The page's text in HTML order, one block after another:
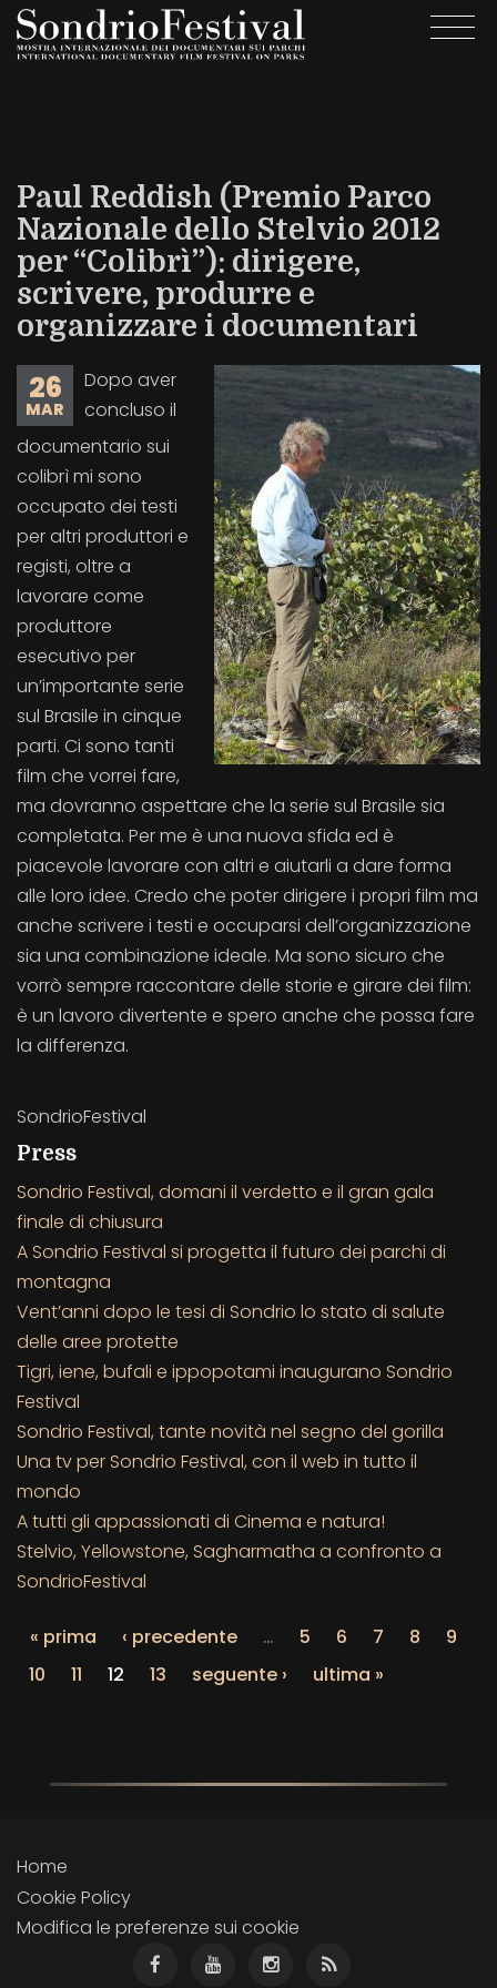
Salta
Paul Reddish (Premio Parco
Nazionale dello Stelvio 2012
per “Colibrì”): dirigere,
scrivere, produrre e
organizzare i documentari
26
MAR
Dopo aver
concluso il
documentario sui
colibrì mi sono
occupato dei testi
per altri produttori e
registi, oltre a
lavorare come
produttore
esecutivo per
un’importante serie
sul Brasile in cinque
parti. Ci sono tanti
film che vorrei fare,
ma dovranno aspettare che la serie sul Brasile sia
completata. Per me è una nuova sfida ed è
piacevole lavorare con altri e aiutarli a dare forma
alle loro idee. Credo che poter dirigere i propri film ma
anche scrivere i testi e occuparsi dell’organizzazione
sia una combinazione ideale. Ma sono sicuro che
vorrò sempre raccontare delle storie e girare dei film:
è un lavoro divertente e spero anche che possa fare
la differenza.
SondrioFestival
Press
Sondrio Festival, domani il verdetto e il gran gala
finale di chiusura
A Sondrio Festival si progetta il futuro dei parchi di
montagna
Vent’anni dopo le tesi di Sondrio lo stato di salute
delle aree protette
Tigri, iene, bufali e ippopotami inaugurano Sondrio
Festival
Sondrio Festival, tante novità nel segno del gorilla
Una tv per Sondrio Festival, con il web in tutto il
mondo
A tutti gli appassionati di Cinema e natura!
Stelvio, Yellowstone, Sagharmatha a confronto a
SondrioFestival
« prima ‹ precedente … 5 6 7 8
9
10
11 12 13 seguente › ultima »
Home
Cookie Policy
Modifica le preferenze sui cookie